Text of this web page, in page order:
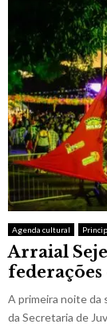
Agenda cultural
Arraial
A primeira noite da
da Secretaria de